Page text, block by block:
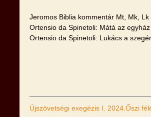
Jeromos Biblia kommentár Mt, Mk,
Ortensio da Spinetoli: Mátá az
Ortensio da Spinetoli: Lukács a
Újszövetségi exegézis I. 2024.Őszi